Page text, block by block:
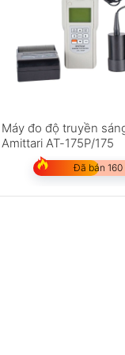
Máy đo độ truyền
Amittari AT-175P/175
Đã bán 160